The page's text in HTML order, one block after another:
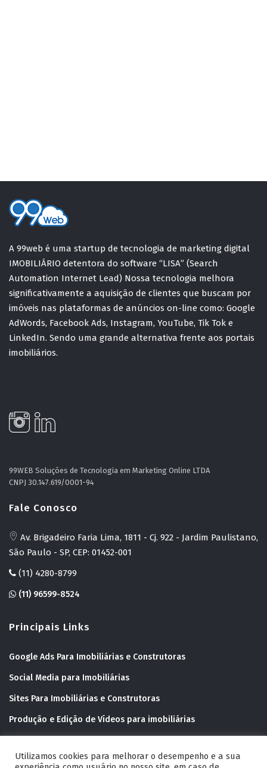
A 99web é uma startup de tecnologia de marketing digital
IMOBILIÁRIO detentora do software “LISA” (Search
Automation Internet Lead) Nossa tecnologia melhora
significativamente a aquisição de clientes que buscam por
imóveis nas plataformas de anúncios on-line como: Google
AdWords, Facebook Ads, Instagram, YouTube, Tik Tok e
LinkedIn. Sendo uma grande alternativa frente aos portais
imobiliários.
99WEB Soluções de Tecnologia em Marketing Online LTDA
CNPJ 30.147.619/0001-94
Fale Conosco
Av. Brigadeiro Faria Lima, 1811 - Cj. 922 - Jardim Paulistano,
São Paulo - SP, CEP: 01452-001
(11) 4280-8799
(11) 96599-8524
Principais Links
Google Ads Para Imobiliárias e Construtoras
Social Media para Imobiliárias
Sites Para Imobiliárias e Construtoras
Produção e Edição de Vídeos para imobiliárias
Conteúdos educativos
Utilizamos cookies para melhorar o desempenho e a sua